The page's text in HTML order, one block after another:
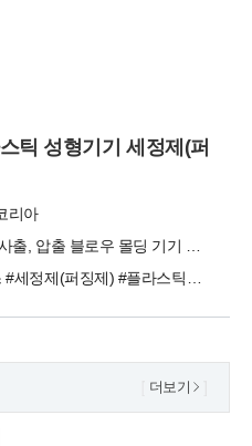
틱 성형기기 세정제(퍼징제
리아
더보기